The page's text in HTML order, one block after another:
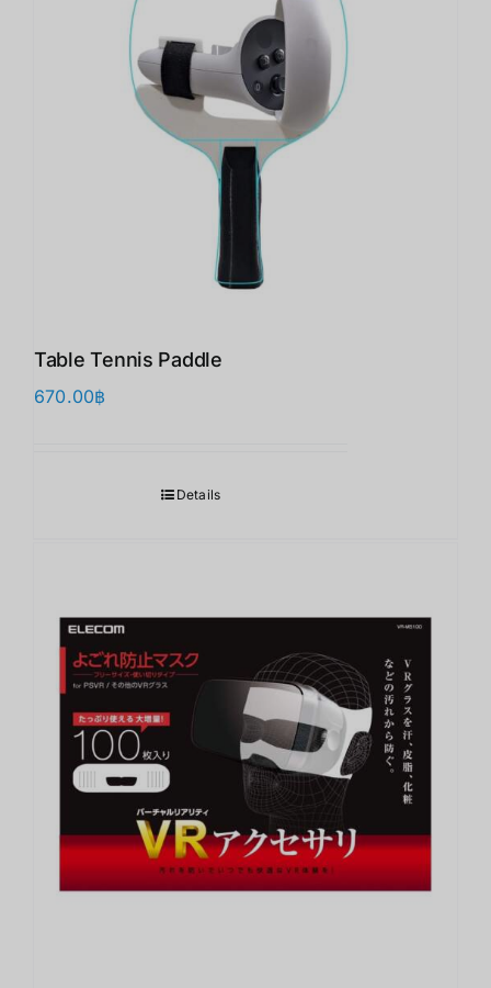
Table Tennis Paddle
670.00฿
Details